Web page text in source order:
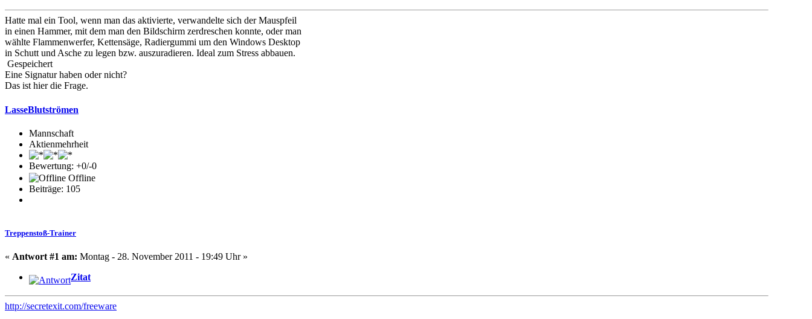
Hatte mal ein Tool, wenn man das aktivierte, verwandelte sich der Mauspfeil
in einen Hammer, mit dem man den Bildschirm zerdreschen konnte, oder man
wählte Flammenwerfer, Kettensäge, Radiergummi um den Windows Desktop
in Schutt und Asche zu legen bzw. auszuradieren. Ideal zum Stress abbauen.
Gespeichert
Eine Signatur haben oder nicht?
Das ist hier die Frage.
LasseBlutströmen
Mannschaft
Aktienmehrheit
Bewertung: +0/-0
Offline
Beiträge: 105
Treppenstoß-Trainer
« Antwort #1 am: Montag - 28. November 2011 - 19:49 Uhr »
Zitat
http://secretexit.com/freeware